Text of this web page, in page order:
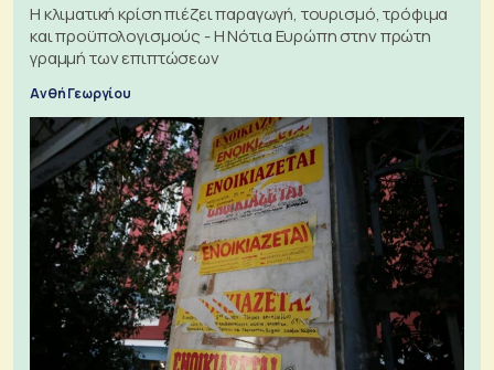
Η κλιματική κρίση πιέζει παραγωγή, τουρισμό, τρόφιμα
και προϋπολογισμούς - Η Νότια Ευρώπη στην πρώτη
γραμμή των επιπτώσεων
Ανθή Γεωργίου